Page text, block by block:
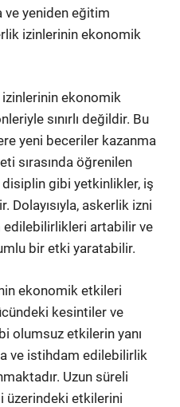
yeniden eğitim
izinlerinin ekonomik
ekonomik
sınırlı değildir. Bu
yeni beceriler kazanma
sırasında öğrenilen
disiplin gibi yetkinlikler, iş
Dolayısıyla, askerlik izni
edilebilirlikleri artabilir ve
bir etki yaratabilir.
ekonomik etkileri
kesintiler ve
olumsuz etkilerin yanı
ve istihdam edilebilirlik
Uzun süreli
üzerindeki etkilerini